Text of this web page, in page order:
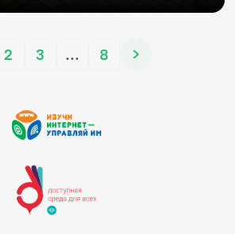
2 3 … 8